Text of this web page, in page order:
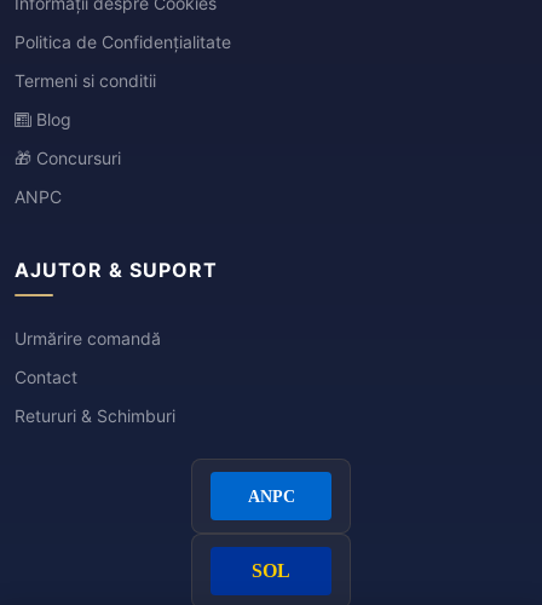
Politica de Confidențialitate
Termeni si conditii
Blog
🎁 Concursuri
ANPC
AJUTOR & SUPORT
Urmărire comandă
Contact
Retururi & Schimburi